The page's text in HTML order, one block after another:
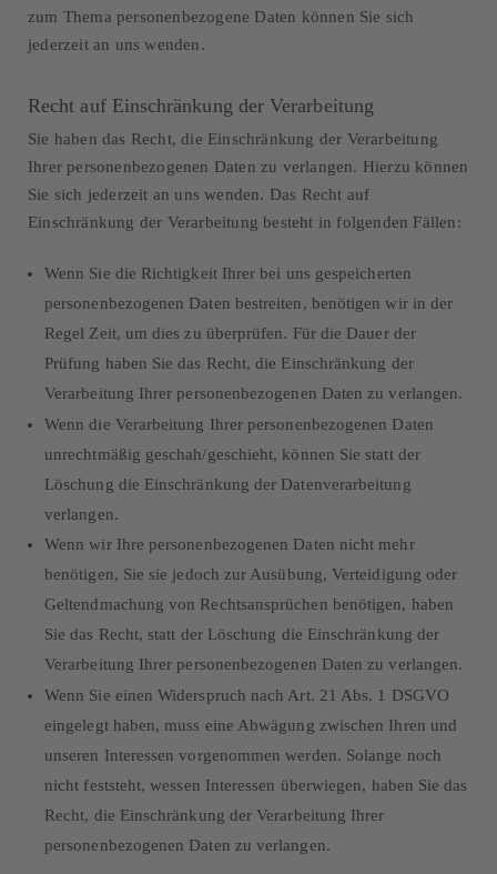
zum Thema personenbezogene Daten können Sie sich
jederzeit an uns wenden.
Recht auf Einschränkung der Verarbeitung
Sie haben das Recht, die Einschränkung der Verarbeitung
Ihrer personenbezogenen Daten zu verlangen. Hierzu können
Sie sich jederzeit an uns wenden. Das Recht auf
Einschränkung der Verarbeitung besteht in folgenden Fällen:
Wenn Sie die Richtigkeit Ihrer bei uns gespeicherten
personenbezogenen Daten bestreiten, benötigen wir in der
Regel Zeit, um dies zu überprüfen. Für die Dauer der
Prüfung haben Sie das Recht, die Einschränkung der
Verarbeitung Ihrer personenbezogenen Daten zu verlangen.
Wenn die Verarbeitung Ihrer personenbezogenen Daten
unrechtmäßig geschah/geschieht, können Sie statt der
Löschung die Einschränkung der Datenverarbeitung
verlangen.
Wenn wir Ihre personenbezogenen Daten nicht mehr
benötigen, Sie sie jedoch zur Ausübung, Verteidigung oder
Geltendmachung von Rechtsansprüchen benötigen, haben
Sie das Recht, statt der Löschung die Einschränkung der
Verarbeitung Ihrer personenbezogenen Daten zu verlangen.
Wenn Sie einen Widerspruch nach Art. 21 Abs. 1 DSGVO
eingelegt haben, muss eine Abwägung zwischen Ihren und
unseren Interessen vorgenommen werden. Solange noch
nicht feststeht, wessen Interessen überwiegen, haben Sie das
Recht, die Einschränkung der Verarbeitung Ihrer
personenbezogenen Daten zu verlangen.